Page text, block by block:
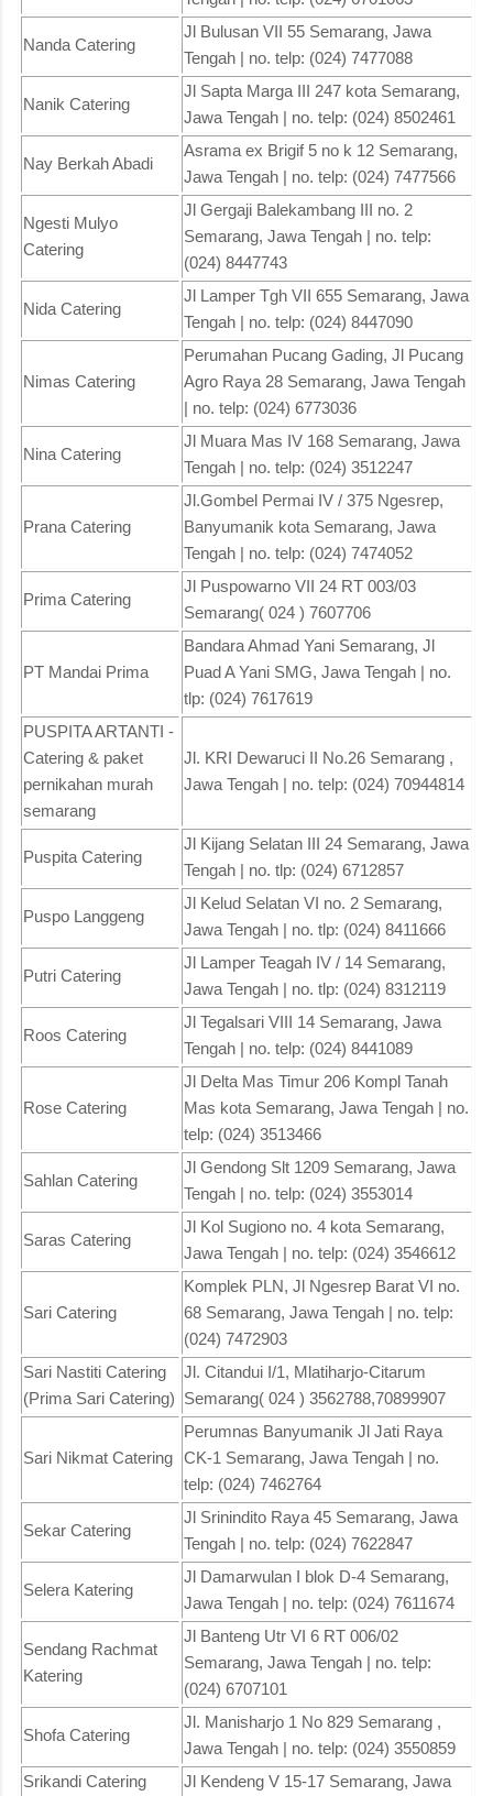
Nanda Catering
Jl Bulusan VII 55 Semarang, Jawa
Tengah | no. telp: (024) 7477088
Nanik Catering
Jl Sapta Marga III 247 kota Semarang,
Jawa Tengah | no. telp: (024) 8502461
Nay Berkah Abadi
Asrama ex Brigif 5 no k 12 Semarang,
Jawa Tengah | no. telp: (024) 7477566
Ngesti Mulyo
Catering
Jl Gergaji Balekambang III no. 2
Semarang, Jawa Tengah | no. telp:
(024) 8447743
Nida Catering
Jl Lamper Tgh VII 655 Semarang, Jawa
Tengah | no. telp: (024) 8447090
Nimas Catering
Perumahan Pucang Gading, Jl Pucang
Agro Raya 28 Semarang, Jawa Tengah
| no. telp: (024) 6773036
Nina Catering
Jl Muara Mas IV 168 Semarang, Jawa
Tengah | no. telp: (024) 3512247
Prana Catering
Jl.Gombel Permai IV / 375 Ngesrep,
Banyumanik kota Semarang, Jawa
Tengah | no. telp: (024) 7474052
Prima Catering
Jl Puspowarno VII 24 RT 003/03
Semarang( 024 ) 7607706
PT Mandai Prima
Bandara Ahmad Yani Semarang, Jl
Puad A Yani SMG, Jawa Tengah | no.
tlp: (024) 7617619
PUSPITA ARTANTI -
Catering & paket
pernikahan murah
semarang
Jl. KRI Dewaruci II No.26 Semarang ,
Jawa Tengah | no. telp: (024) 70944814
Puspita Catering
Jl Kijang Selatan III 24 Semarang, Jawa
Tengah | no. tlp: (024) 6712857
Puspo Langgeng
Jl Kelud Selatan VI no. 2 Semarang,
Jawa Tengah | no. tlp: (024) 8411666
Putri Catering
Jl Lamper Teagah IV / 14 Semarang,
Jawa Tengah | no. tlp: (024) 8312119
Roos Catering
Jl Tegalsari VIII 14 Semarang, Jawa
Tengah | no. telp: (024) 8441089
Rose Catering
Jl Delta Mas Timur 206 Kompl Tanah
Mas kota Semarang, Jawa Tengah | no.
telp: (024) 3513466
Sahlan Catering
Jl Gendong Slt 1209 Semarang, Jawa
Tengah | no. telp: (024) 3553014
Saras Catering
Jl Kol Sugiono no. 4 kota Semarang,
Jawa Tengah | no. telp: (024) 3546612
Sari Catering
Komplek PLN, Jl Ngesrep Barat VI no.
68 Semarang, Jawa Tengah | no. telp:
(024) 7472903
Sari Nastiti Catering
(Prima Sari Catering)
Jl. Citandui I/1, Mlatiharjo-Citarum
Semarang( 024 ) 3562788,70899907
Sari Nikmat Catering
Perumnas Banyumanik Jl Jati Raya
CK-1 Semarang, Jawa Tengah | no.
telp: (024) 7462764
Sekar Catering
Jl Srinindito Raya 45 Semarang, Jawa
Tengah | no. telp: (024) 7622847
Selera Katering
Jl Damarwulan I blok D-4 Semarang,
Jawa Tengah | no. telp: (024) 7611674
Sendang Rachmat
Katering
Jl Banteng Utr VI 6 RT 006/02
Semarang, Jawa Tengah | no. telp:
(024) 6707101
Shofa Catering
Jl. Manisharjo 1 No 829 Semarang ,
Jawa Tengah | no. telp: (024) 3550859
Srikandi Catering
Jl Kendeng V 15-17 Semarang, Jawa